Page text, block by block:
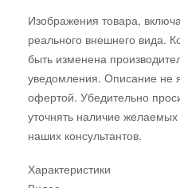
Изображения товара,
реального внешнего вида.
быть изменена
уведомления. Описание не
офертой. Убедительно
уточнять наличие
наших консультантов.
Характеристики